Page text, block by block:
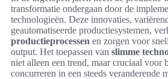
transformatie ondergaan door de
technologieën. Deze innovaties,
geautomatiseerde productiesystemen,
productieprocessen en zorgen voor
output. Het toepassen van slimme
niet alleen een trend, maar cruciaal voor
concurreren in een steeds veranderende